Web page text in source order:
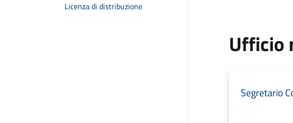
Licenza di distribuzione
Ufficio
Segretario